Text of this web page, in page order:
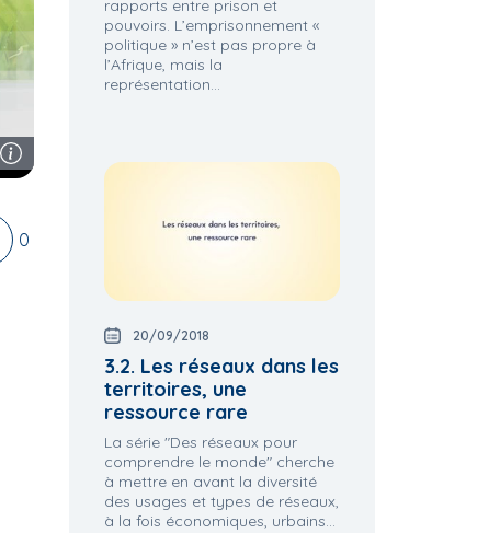
0
rapports entre prison et
pouvoirs. L’emprisonnement «
politique » n’est pas propre à
l’Afrique, mais la
représentation...
20/09/2018
3.2. Les réseaux dans les
territoires, une
ressource rare
La série "Des réseaux pour
comprendre le monde" cherche
à mettre en avant la diversité
des usages et types de réseaux,
à la fois économiques, urbains...